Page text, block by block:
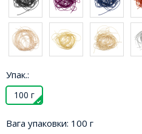
Упак.:
100 г
Вага упаковки: 100 г